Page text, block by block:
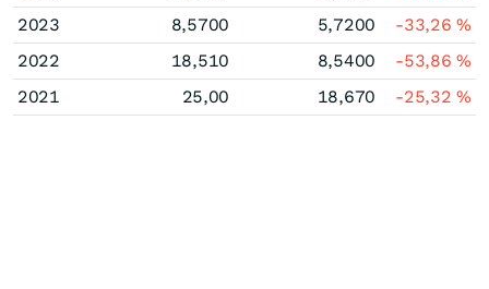
2023
8,5700 5,7200 -33,26%
2022
18,510 8,5400 -53,86%
2021
25,00 18,670 -25,32%